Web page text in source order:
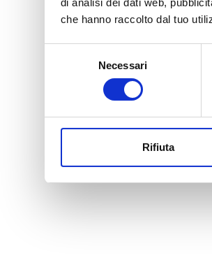
che hanno raccolto dal tuo
Necessari
Rifiuta